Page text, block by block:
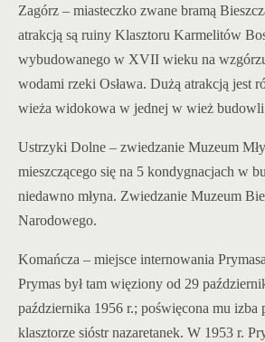
Zagórz – miasteczko zwane bramą
atrakcją są ruiny Klasztoru Karmelitów
wybudowanego w XVII wieku na
wodami rzeki Osława. Dużą atrakcją jest
wieża widokowa w jednej w wież
Ustrzyki Dolne – zwiedzanie Muzeum
mieszczącego się na 5 kondygnacjach w
niedawno młyna. Zwiedzanie Muzeum
Narodowego.
Komańcza – miejsce internowania
Prymas był tam więziony od 29
października 1956 r.; poświęcona mu izba
klasztorze sióstr nazaretanek. W 1953 r.